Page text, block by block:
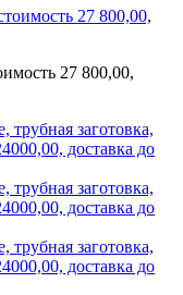
27 800,00,